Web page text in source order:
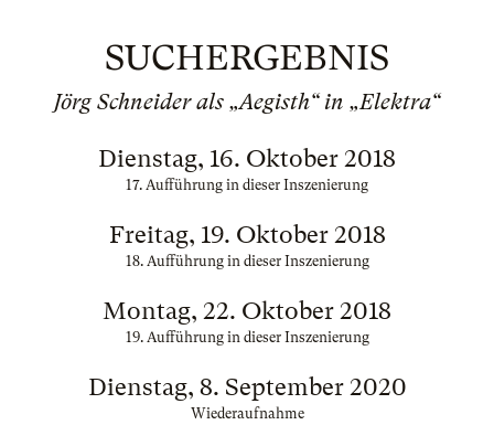
SUCHERGEBNIS
Jörg Schneider als „Aegisth“ in „Elektra“
Dienstag, 16. Oktober 2018
17. Aufführung in dieser Inszenierung
Freitag, 19. Oktober 2018
18. Aufführung in dieser Inszenierung
Montag, 22. Oktober 2018
19. Aufführung in dieser Inszenierung
Dienstag, 8. September 2020
Wiederaufnahme